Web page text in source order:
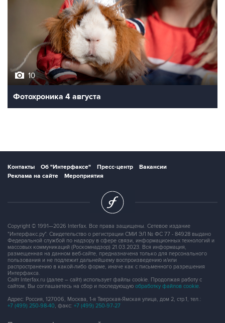
10
Фотохроника 4 августа
Контакты Об "Интерфаксе" Пресс-центр
Вакансии
Реклама на сайте
Мероприятия
Copyright © 1991—2026 Interfax. Все права защищены. Сетевое издание
"Интерфакс.ру". Свидетельство о регистрации СМИ ЭЛ № ФС 77 - 84928 выдано
Федеральной службой по надзору в сфере связи, информационных технологий и
массовых коммуникаций (Роскомнадзор) 21.03.2023. Вся информация,
размещенная на данном веб-сайте, предназначена только для персонального
пользования и не подлежит дальнейшему воспроизведению и/или
распространению в какой-либо форме, иначе как с письменного разрешения
Интерфакса.
Сайт Interfax.ru (далее – сайт) использует файлы cookie. Продолжая работу с
сайтом, Вы соглашаетесь на сбор и последующую обработку файлов cookie.
Адрес: Россия, 127006, Москва, 1-я Тверская-Ямская улица, дом 2, стр.1, тел.:
+7 (499) 250-98-40, факс: +7 (499) 250-97-27